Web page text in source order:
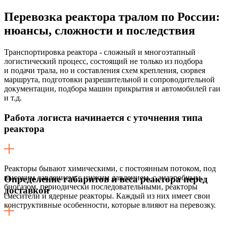
Перевозка реактора тралом по России:
нюансы, сложности и последствия
Транспортировка реактора - сложный и многоэтапный
логистический процесс, состоящий не только из подбора
и подачи трала, но и составления схем крепления, сюрвея
маршрута, подготовки разрешительной и сопроводительной
документации, подбора машин прикрытия и автомобилей гаи
и т.д.
Работа логиста начинается с уточнения типа
реактора
Реакторы бывают химическими, с постоянным потоком, под
высоким давлением, с низким давлением, с анаэробным
биогазом, периодически последовательными, реакторы
смесители и ядерные реакторы. Каждый из них имеет свои
конструктивные особенности, которые влияют на перевозку.
Определение габаритов и веса реактора перед
доставкой